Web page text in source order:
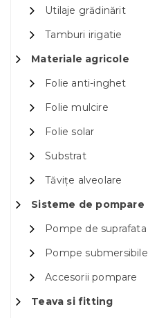
Utilaje grădinărit
Tamburi irigatie
Materiale agricole
Folie anti-inghet
Folie mulcire
Folie solar
Substrat
Tăvițe alveolare
Sisteme de pompare
Pompe de suprafata
Pompe submersibile
Accesorii pompare
Teava si fitting